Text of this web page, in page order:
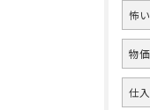
怖
物
仕